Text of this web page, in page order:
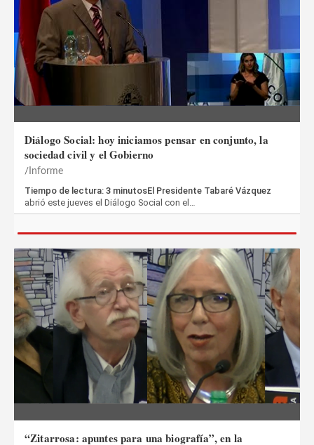
Diálogo Social: hoy iniciamos pensar en conjunto, la
sociedad civil y el Gobierno
Informe
Tiempo de lectura: 3 minutosEl Presidente Tabaré Vázquez
abrió este jueves el Diálogo Social con el…
“Zitarrosa: apuntes para una biografía”, en la